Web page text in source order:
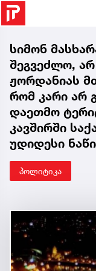
სიმონ
შეგვეძლო,
ჟორდანიას
რომ კარი არ
დაეთმო
კავშირში
უდიდესი
პოლიტიკა